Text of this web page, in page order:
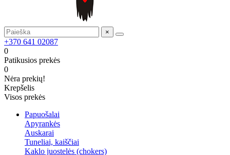
×
+370 641 02087
0
Patikusios prekės
0
Nėra prekių!
Krepšelis
Visos prekės
Papuošalai
Apyrankės
Auskarai
Tuneliai, kaiščiai
Kaklo juostelės (chokers)